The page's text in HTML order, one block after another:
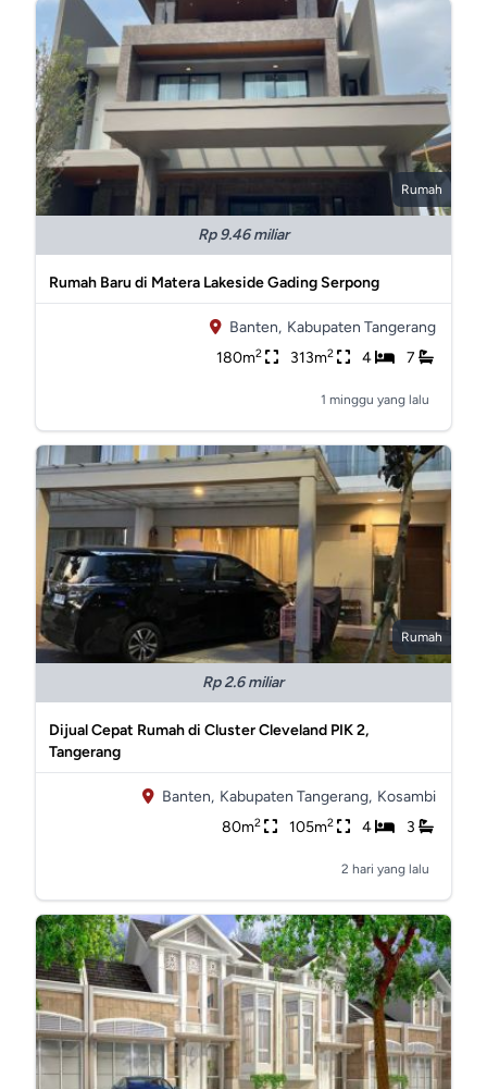
Rumah
Rp 9.46 miliar
Rumah Baru di Matera Lakeside Gading Serpong
Banten, Kabupaten Tangerang
180m2 313m2 4 7
1 minggu yang lalu
Rumah
Rp 2.6 miliar
Dijual Cepat Rumah di Cluster Cleveland PIK 2,
Tangerang
Banten, Kabupaten Tangerang, Kosambi
80m2 105m2 4 3
2 hari yang lalu